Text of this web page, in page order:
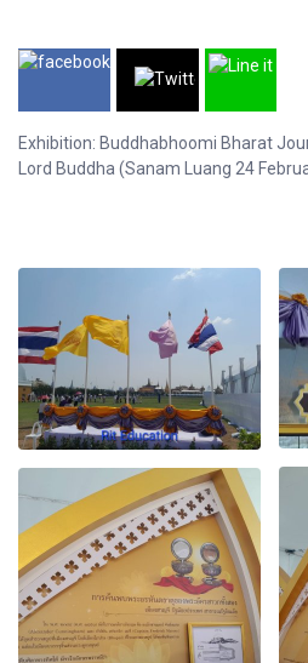
Exhibition: Buddhabhoomi Bharat
Lord Buddha (Sanam Luang 24